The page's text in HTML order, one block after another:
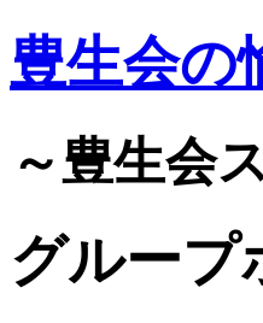
豊生会の
～豊生会
グループ